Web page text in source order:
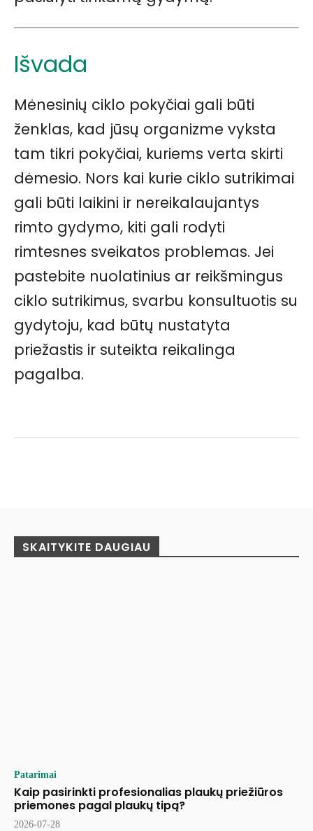
Išvada
Mėnesinių ciklo pokyčiai gali būti
ženklas, kad jūsų organizme vyksta
tam tikri pokyčiai, kuriems verta skirti
dėmesio. Nors kai kurie ciklo sutrikimai
gali būti laikini ir nereikalaujantys
rimto gydymo, kiti gali rodyti
rimtesnes sveikatos problemas. Jei
pastebite nuolatinius ar reikšmingus
ciklo sutrikimus, svarbu konsultuotis su
gydytoju, kad būtų nustatyta
priežastis ir suteikta reikalinga
pagalba.
SKAITYKITE DAUGIAU
Patarimai
Kaip pasirinkti profesionalias plaukų priežiūros
priemones pagal plaukų tipą?
2026-07-28